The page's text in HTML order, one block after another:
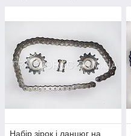
Набір зірок і ланцюг на